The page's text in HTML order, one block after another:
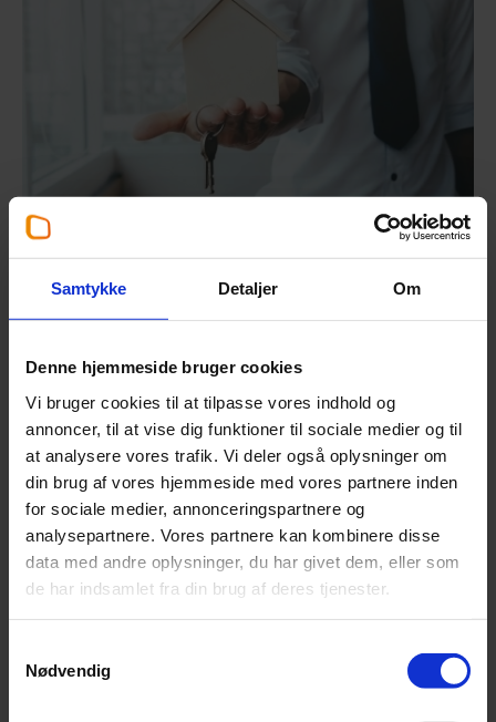
Samtykke Detaljer Om
Denne hjemmeside bruger cookies
Vi bruger cookies til at tilpasse vores indhold og
annoncer, til at vise dig funktioner til sociale medier og til
at analysere vores trafik. Vi deler også oplysninger om
din brug af vores hjemmeside med vores partnere inden
for sociale medier, annonceringspartnere og
analysepartnere. Vores partnere kan kombinere disse
data med andre oplysninger, du har givet dem, eller som
de har indsamlet fra din brug af deres tjenester.
Nødvendig
Investeringsejendom
afkast, og med en rimelig udlejningsprocent giver de
der en dog en væsentlig risiko herved, og det kræver en
rimelig tidshorisont og indsigt at investere direkte i
egne ejendomme. Vi hjælper med udregning af
rentabilitet og følsomhedsanalyser på